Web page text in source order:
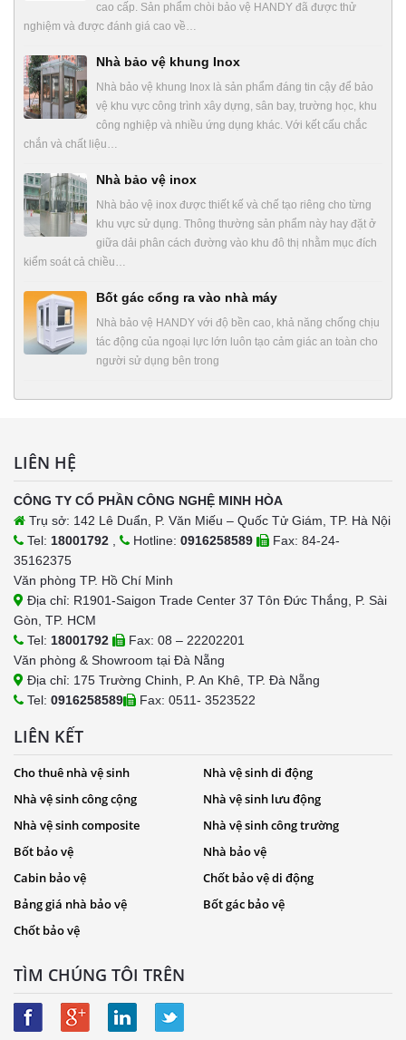
cao cấp. Sản phẩm chòi bảo vệ HANDY đã được thử
nghiệm và được đánh giá cao về…
Nhà bảo vệ khung Inox
Nhà bảo vệ khung Inox là sản phẩm đáng tin cậy để bảo
vệ khu vực công trình xây dựng, sân bay, trường học, khu
công nghiệp và nhiều ứng dụng khác. Với kết cấu chắc
chắn và chất liệu…
Nhà bảo vệ inox
Nhà bảo vệ inox được thiết kế và chế tạo riêng cho từng
khu vực sử dụng. Thông thường sản phẩm này hay đặt ở
giữa dải phân cách đường vào khu đô thị nhằm mục đích
kiểm soát cả chiều…
Bốt gác cổng ra vào nhà máy
Nhà bảo vệ HANDY với độ bền cao, khả năng chống chịu
tác động của ngoại lực lớn luôn tạo cảm giác an toàn cho
người sử dụng bên trong
LIÊN HỆ
CÔNG TY CỔ PHẦN CÔNG NGHỆ MINH HÒA
Trụ sở: 142 Lê Duẩn, P. Văn Miếu – Quốc Tử Giám, TP. Hà Nội
Tel: 18001792 , Hotline: 0916258589
Fax: 84-24-
35162375
Văn phòng TP. Hồ Chí Minh
Địa chỉ: R1901-Saigon Trade Center 37 Tôn Đức Thắng, P. Sài
Gòn, TP. HCM
Tel: 18001792
Fax: 08 – 22202201
Văn phòng & Showroom tại Đà Nẵng
Địa chỉ: 175 Trường Chinh, P. An Khê, TP. Đà Nẵng
Tel: 0916258589 Fax: 0511- 3523522
LIÊN KẾT
Cho thuê nhà vệ sinh
Nhà vệ sinh di động
Nhà vệ sinh công cộng
Nhà vệ sinh lưu động
Nhà vệ sinh composite
Nhà vệ sinh công trường
Bốt bảo vệ
Nhà bảo vệ
Cabin bảo vệ
Chốt bảo vệ di động
Bảng giá nhà bảo vệ
Bốt gác bảo vệ
Chốt bảo vệ
TÌM CHÚNG TÔI TRÊN